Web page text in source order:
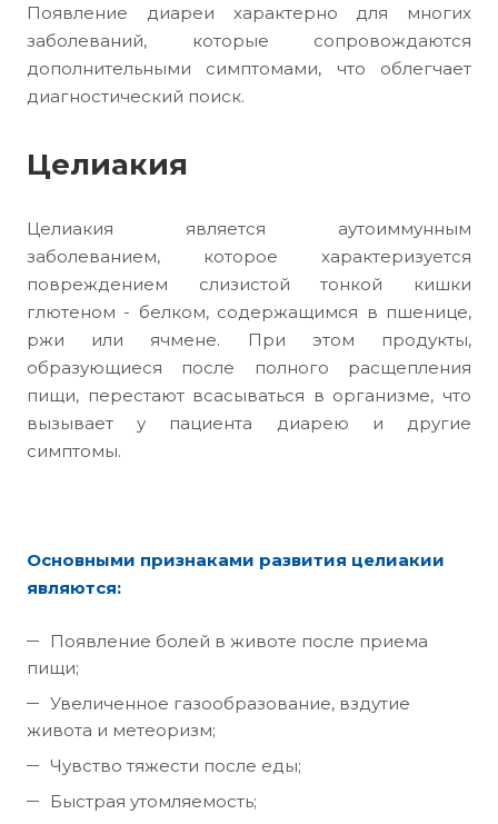
Появление диареи характерно для многих
заболеваний, которые сопровождаются
дополнительными симптомами, что облегчает
диагностический поиск.
Целиакия
Целиакия является аутоиммунным
заболеванием, которое характеризуется
повреждением слизистой тонкой кишки
глютеном - белком, содержащимся в пшенице,
ржи или ячмене. При этом продукты,
образующиеся после полного расщепления
пищи, перестают всасываться в организме, что
вызывает у пациента диарею и другие
симптомы.
Основными признаками развития целиакии
являются:
Появление болей в животе после приема
пищи;
Увеличенное газообразование, вздутие
живота и метеоризм;
Чувство тяжести после еды;
Быстрая утомляемость;